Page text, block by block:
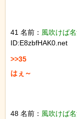
41 名前： 風吹けば
ID:E8zbfHAK0.net
>>35
はぇ～
48 名前： 風吹けば